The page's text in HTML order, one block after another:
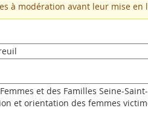
à modération avant leur mise en